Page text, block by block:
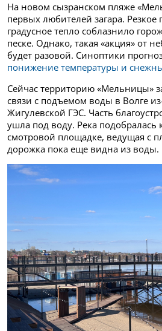
На новом сызранском пляже
первых любителей загара. Резкое
градусное тепло соблазнило
песке. Однако, такая «акция» от
будет разовой. Синоптики
понижение температуры и
Сейчас территорию «Мельницы»
связи с подъемом воды в Волге
Жигулевской ГЭС. Часть
ушла под воду. Река подобралась
смотровой площадке, ведущая с
дорожка пока еще видна из воды.